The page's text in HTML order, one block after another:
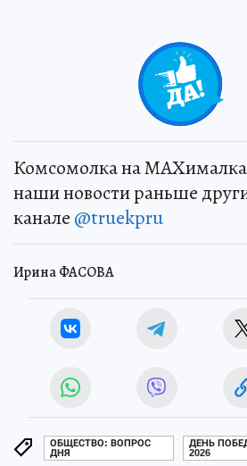
Комсомолка на
наши новости раньше
канале @truekpru
Ирина ФАСОВА
ОБЩЕСТВО: ВОПРОС
ДНЯ
ДЕНЬ
2026